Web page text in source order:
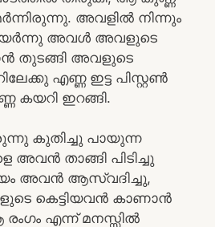
അവളിൽ നിന്നും
ഉയർന്നു അവൾ അവളുടെ
തുടങ്ങി അവളുടെ
എണ്ണ ഇട്ട പിസ്റ്റൺ
കയറി ഇറങ്ങി.
കുതിച്ചു പായുന്ന
അവൻ താങ്ങി പിടിച്ചു
അവൻ ആസ്വദിച്ചു,
കെട്ടിയവൻ കാണാൻ
എന്ന് മനസ്സിൽ